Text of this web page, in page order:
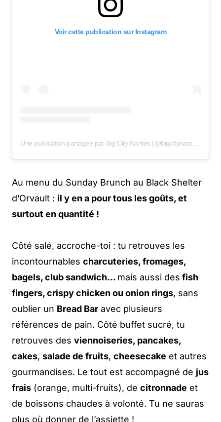
Voir cette publication sur Instagram
Une publication partagée par Big City Nantes (@bigcitynantes)
Au menu du Sunday Brunch au Black Shelter
d’Orvault : il y en a pour tous les goûts, et
surtout en quantité !
Côté salé, accroche-toi : tu retrouves les
incontournables charcuteries, fromages,
bagels, club sandwich… mais aussi des fish
fingers, crispy chicken ou onion rings, sans
oublier un Bread Bar avec plusieurs
références de pain. Côté buffet sucré, tu
retrouves des viennoiseries, pancakes,
cakes, salade de fruits, cheesecake et autres
gourmandises. Le tout est accompagné de jus
frais (orange, multi-fruits), de citronnade et
de boissons chaudes à volonté. Tu ne sauras
plus où donner de l’assiette !